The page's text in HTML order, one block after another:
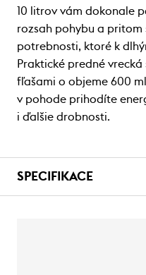
10 litrov vám dokonale
rozsah pohybu a pritom
potrebnosti, ktoré k
Praktické predné
fľašami o objeme 600
v pohode prihodíte
i ďalšie drobnosti.
SPECIFIKACE